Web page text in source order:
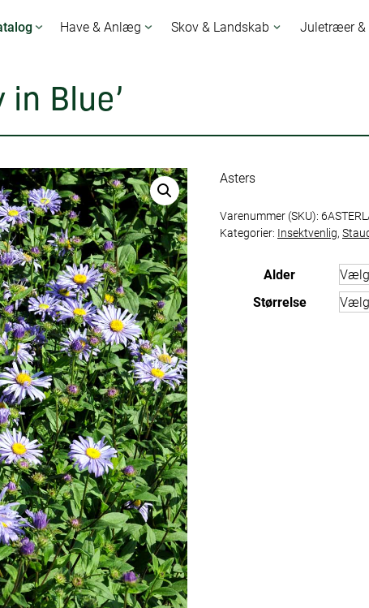
Have & Anlæg Skov & Landskab Juletræer &
Blue’
Asters
Varenummer (SKU):
Kategorier: Insektvenlig,
Alder
Størrelse